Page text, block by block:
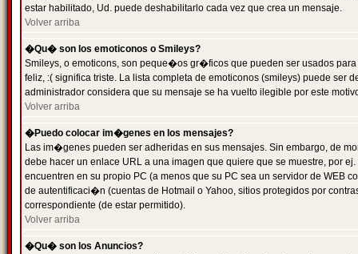
estar habilitado, Ud. puede deshabilitarlo cada vez que crea un mensaje.
Volver arriba
�Qu� son los emoticonos o Smileys?
Smileys, o emoticons, son peque�os gr�ficos que pueden ser usados
feliz, :( significa triste. La lista completa de emoticonos (smileys) puede
administrador considera que su mensaje se ha vuelto ilegible por este
Volver arriba
�Puedo colocar im�genes en los mensajes?
Las im�genes pueden ser adheridas en sus mensajes. Sin embargo, de
debe hacer un enlace URL a una imagen que quiere que se muestre, por
encuentren en su propio PC (a menos que su PC sea un servidor de
de autentificaci�n (cuentas de Hotmail o Yahoo, sitios protegidos por
correspondiente (de estar permitido).
Volver arriba
�Qu� son los Anuncios?